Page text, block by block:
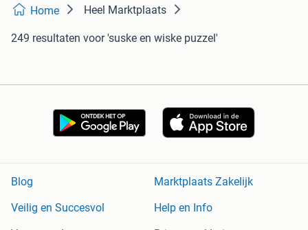
Home Heel Marktplaats
249 resultaten voor 'suske en wiske puzzel'
Blog
Marktplaats Zakelijk
Veilig en Succesvol
Help en Info